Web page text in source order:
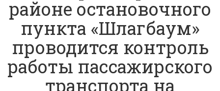
районе остановочного
пункта «Шлагбаум»
проводится контроль
работы пассажирского
транспорта на